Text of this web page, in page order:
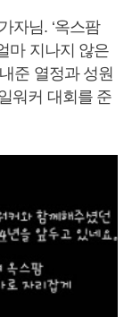
자님. ‘옥스팜
마 지나지 않은
준 열정과 성원
워커 대회를 준